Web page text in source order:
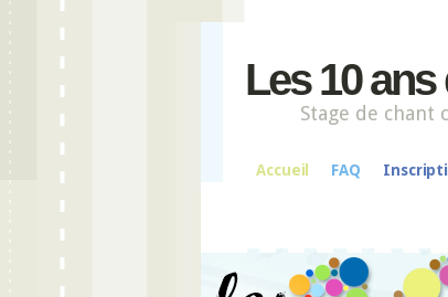
Les 10
Stage de chant
Accueil FAQ